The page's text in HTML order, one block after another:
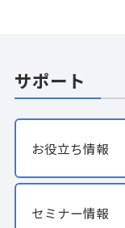
サポート
お役立ち情報
セミナー情報